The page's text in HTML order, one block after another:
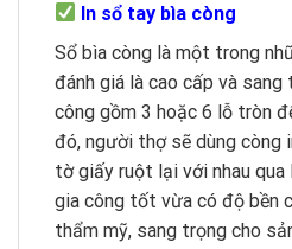
In sổ tay bìa còng
Sổ bìa còng là một trong
đánh giá là cao cấp và
công gồm 3 hoặc 6 lỗ tròn
đó, người thợ sẽ dùng còng
tờ giấy ruột lại với nhau
gia công tốt vừa có độ bền
thẩm mỹ, sang trọng cho